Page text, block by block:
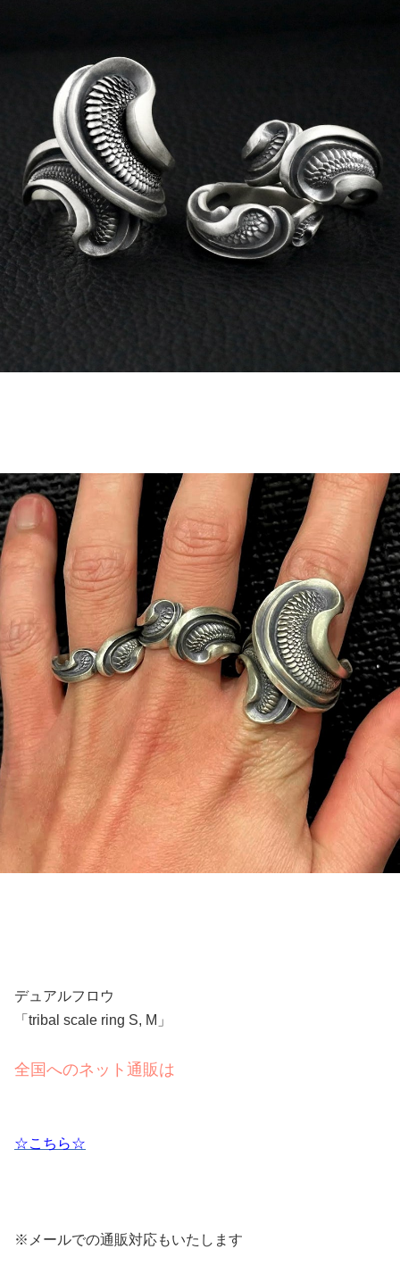
デュアルフロウ
「tribal scale ring S, M」
全国へのネット通販は
☆こちら☆
※メールでの通販対応もいたします